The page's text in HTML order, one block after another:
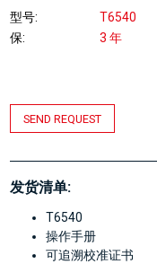
型号
T6540
保
3 年
SEND REQUEST
发货清单:
T6540
操作手册
可追溯校准证书